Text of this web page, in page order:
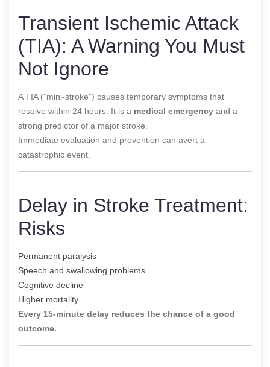
Transient Ischemic Attack
(TIA): A Warning You Must
Not Ignore
A TIA (“mini-stroke”) causes temporary symptoms that
resolve within 24 hours. It is a medical emergency and a
strong predictor of a major stroke.
Immediate evaluation and prevention can avert a
catastrophic event.
Delay in Stroke Treatment:
Risks
Permanent paralysis
Speech and swallowing problems
Cognitive decline
Higher mortality
Every 15-minute delay reduces the chance of a good
outcome.